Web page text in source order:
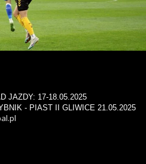
JAZDY: 17-18.05.2025
- PIAST II GLIWICE 21.05.2025